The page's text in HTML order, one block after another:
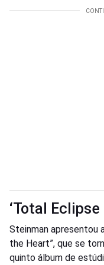
‘Total
Steinman apresentou
the Heart”, que se
quinto álbum de